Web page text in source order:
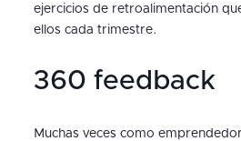
ejercicios de retroalimentación
ellos cada trimestre.
360 feedback
Muchas veces como emprendedor